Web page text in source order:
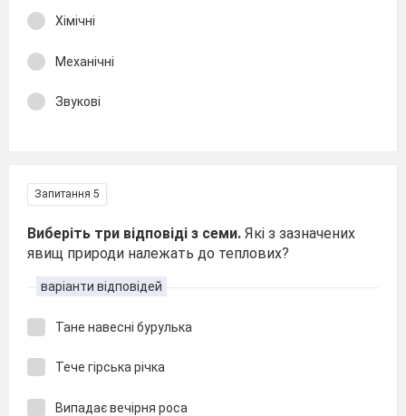
Хімічні
Механічні
Звукові
Запитання 5
Виберіть три відповіді з семи. Які з зазначених
явищ природи належать до теплових?
варіанти відповідей
Тане навесні бурулька
Тече гірська річка
Випадає вечірня роса